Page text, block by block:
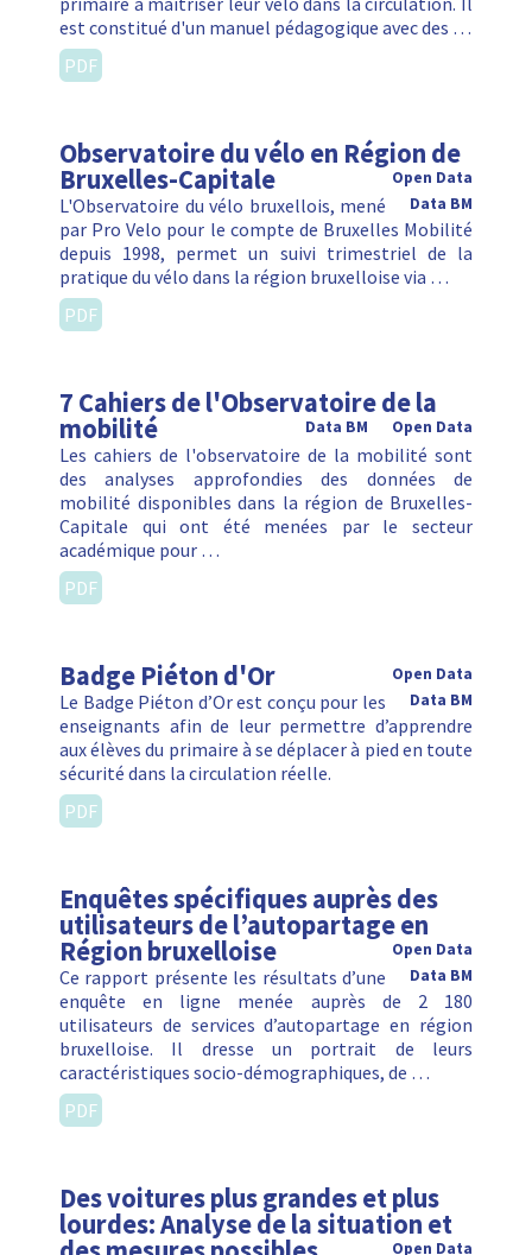
est constitué d'un manuel pédagogique avec des …
PDF
Observatoire du vélo en Région de
Bruxelles-Capitale
Open Data
Data BM
L'Observatoire du vélo bruxellois, mené
par Pro Velo pour le compte de Bruxelles Mobilité
depuis 1998, permet un suivi trimestriel de la
pratique du vélo dans la région bruxelloise via …
PDF
7 Cahiers de l'Observatoire de la
mobilité Open Data
Data BM
Les cahiers de l'observatoire de la mobilité sont
des analyses approfondies des données de
mobilité disponibles dans la région de Bruxelles-
Capitale qui ont été menées par le secteur
académique pour …
PDF
Badge Piéton d'Or
Open Data
Data BM
Le Badge Piéton d’Or est conçu pour les
enseignants afin de leur permettre d’apprendre
aux élèves du primaire à se déplacer à pied en toute
sécurité dans la circulation réelle.
PDF
Enquêtes spécifiques auprès des
utilisateurs de l’autopartage en
Région bruxelloise
Open Data
Data BM
Ce rapport présente les résultats d’une
enquête en ligne menée auprès de 2 180
utilisateurs de services d’autopartage en région
bruxelloise. Il dresse un portrait de leurs
caractéristiques socio-démographiques, de …
PDF
Des voitures plus grandes et plus
lourdes: Analyse de la situation et
Open Data